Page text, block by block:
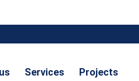
Services
Projects